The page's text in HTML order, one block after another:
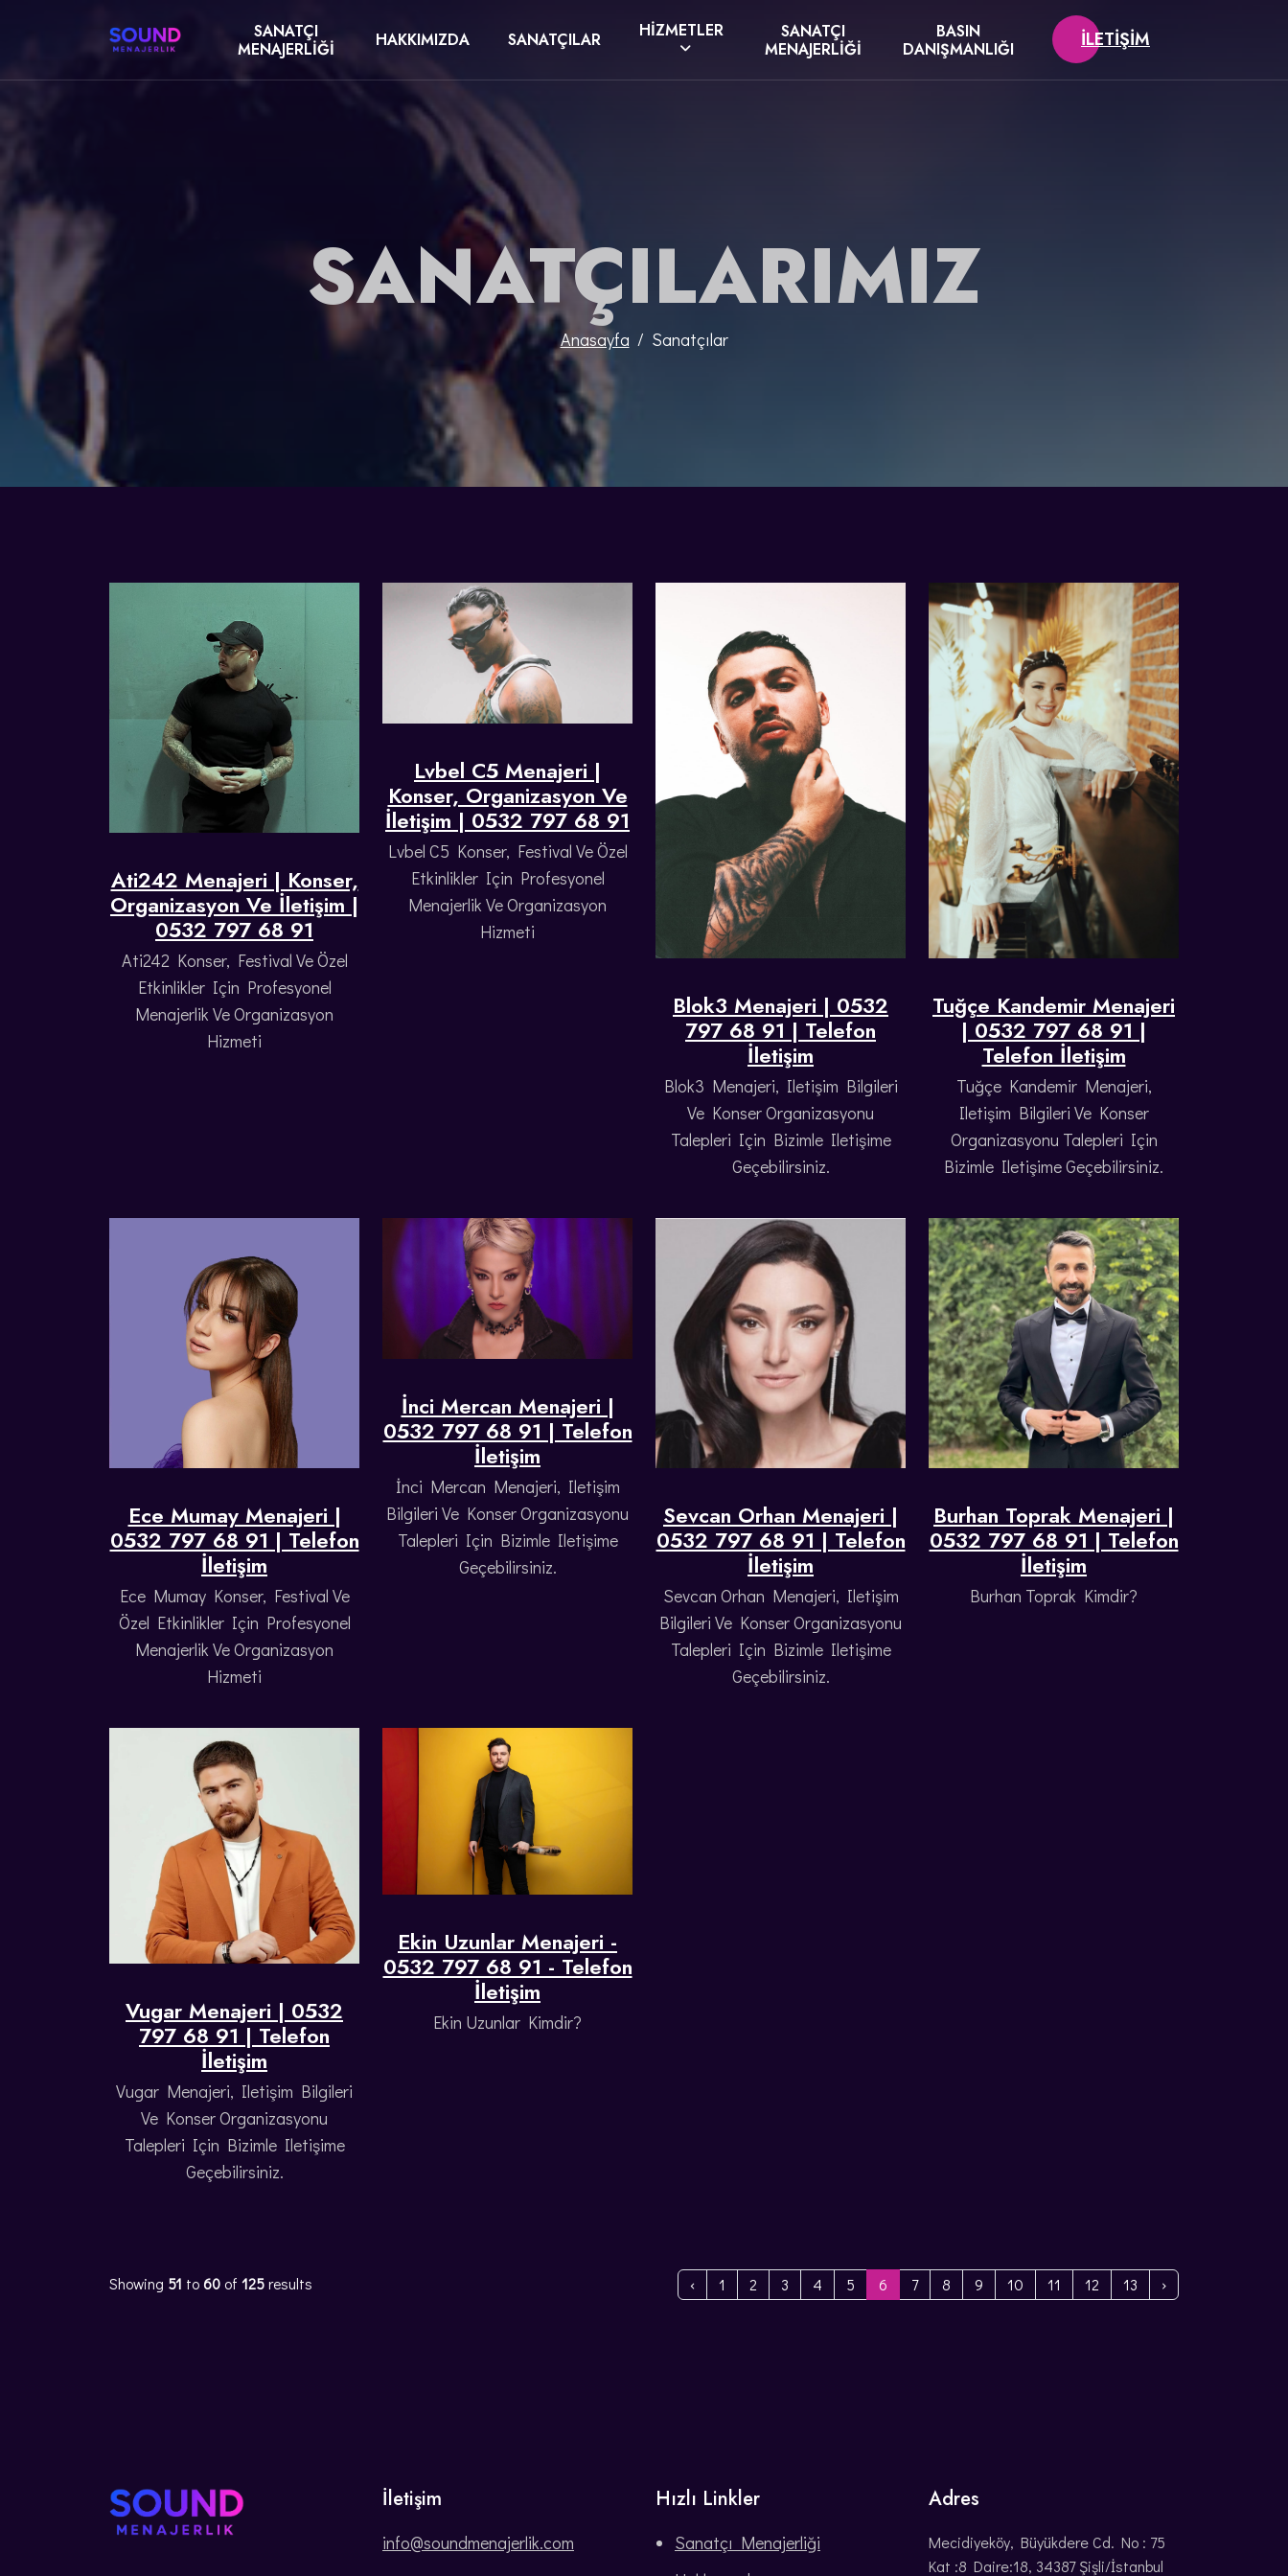
SANATÇI
MENAJERLIĞI
HAKKIMIZDA SANATÇILAR HIZMETLER
SANATÇI
MENAJERLIĞI
BASIN
DANIŞMANLIĞI
İLETIŞIM
SANATÇILARIMIZ
Anasayfa Sanatçılar
Ati242 Menajeri | Konser,
Organizasyon Ve İletişim |
0532 797 68 91
Ati242 Konser, Festival Ve Özel
Etkinlikler Için Profesyonel
Menajerlik Ve Organizasyon
Hizmeti
Lvbel C5 Menajeri |
Konser, Organizasyon Ve
İletişim | 0532 797 68 91
Lvbel C5 Konser, Festival Ve Özel
Etkinlikler Için Profesyonel
Menajerlik Ve Organizasyon
Hizmeti
Blok3 Menajeri | 0532
797 68 91 | Telefon
İletişim
Blok3 Menajeri, Iletişim Bilgileri
Ve Konser Organizasyonu
Talepleri Için Bizimle Iletişime
Geçebilirsiniz.
Tuğçe Kandemir Menajeri
| 0532 797 68 91 |
Telefon İletişim
Tuğçe Kandemir Menajeri,
Iletişim Bilgileri Ve Konser
Organizasyonu Talepleri Için
Bizimle Iletişime Geçebilirsiniz.
Ece Mumay Menajeri |
0532 797 68 91 | Telefon
İletişim
Ece Mumay Konser, Festival Ve
Özel Etkinlikler Için Profesyonel
Menajerlik Ve Organizasyon
Hizmeti
İnci Mercan Menajeri |
0532 797 68 91 | Telefon
İletişim
İnci Mercan Menajeri, Iletişim
Bilgileri Ve Konser Organizasyonu
Talepleri Için Bizimle Iletişime
Geçebilirsiniz.
Sevcan Orhan Menajeri |
0532 797 68 91 | Telefon
İletişim
Sevcan Orhan Menajeri, Iletişim
Bilgileri Ve Konser Organizasyonu
Talepleri Için Bizimle Iletişime
Geçebilirsiniz.
Burhan Toprak Menajeri |
0532 797 68 91 | Telefon
İletişim
Burhan Toprak Kimdir?
Vugar Menajeri | 0532
797 68 91 | Telefon
İletişim
Vugar Menajeri, Iletişim Bilgileri
Ve Konser Organizasyonu
Talepleri Için Bizimle Iletişime
Geçebilirsiniz.
Ekin Uzunlar Menajeri -
0532 797 68 91 - Telefon
İletişim
Ekin Uzunlar Kimdir?
Showing 51 to 60 of 125 results ‹ 1 2 3 4 5 6 7 8 9 10 11 12 13 ›
İletişim
info@soundmenajerlik.com
Hızlı Linkler
Sanatçı Menajerliği
Adres
Mecidiyeköy, Büyükdere Cd. No : 75
Kat :8 Daire:18, 34387 Şişli/İstanbul